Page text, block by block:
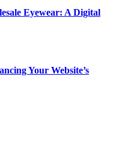
Eyewear: A Digital
Your Website’s